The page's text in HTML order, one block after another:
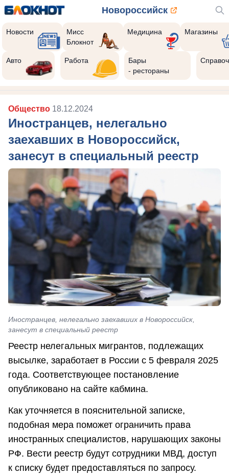
Новороссийск
Новости
Мисс
Блокнот
Медицина Магазины
Авто Работа
Бары
- рестораны
Общество 18.12.2024
Иностранцев, нелегально
заехавших в Новороссийск,
занесут в специальный реестр
Иностранцев, нелегально заехавших в Новороссийск,
занесут в специальный реестр
Реестр нелегальных мигрантов, подлежащих
высылке, заработает в России с 5 февраля 2025
года. Соответствующее постановление
опубликовано на сайте кабмина.
Как уточняется в пояснительной записке,
подобная мера поможет ограничить права
иностранных специалистов, нарушающих законы
РФ. Вести реестр будут сотрудники МВД, доступ
к списку будет предоставляться по запросу.